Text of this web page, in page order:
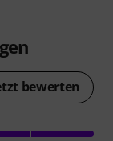
bewerten